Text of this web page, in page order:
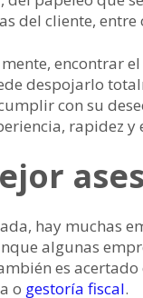
del cliente, entre
mente, encontrar
despojarlo
con su
rapidez y
hay muchas
algunas
es
o gestoría fiscal.